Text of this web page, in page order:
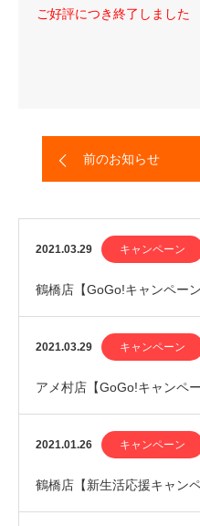
ご好評につき終了しました
前のお知らせ
2021.03.29 キャンペーン
鶴橋店【GoGo!キャンペー
ました！
2021.03.29 キャンペーン
アメ村店【GoGo!キャンペ
2021.01.26 キャンペーン
鶴橋店【新生活応援キャン